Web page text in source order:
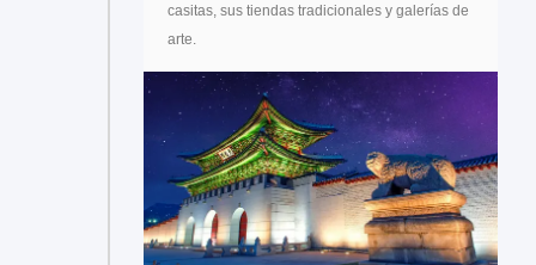
casitas, sus tiendas tradicionales y galerías de
arte.